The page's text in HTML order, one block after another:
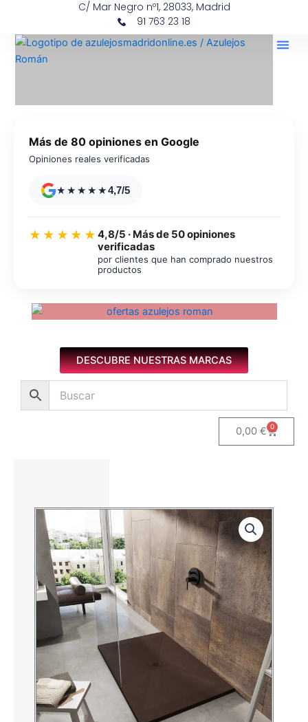
contenido
C/ Mar Negro nº1, 28033, Madrid
91 763 23 18
Más de 80 opiniones en Google
Opiniones reales verificadas
★★★★★4,7/5
★★★★★ 4,8/5 · Más de 50 opiniones
verificadas
por clientes que han comprado nuestros
productos
DESCUBRE NUESTRAS MARCAS
0,00€ 0
Carrito